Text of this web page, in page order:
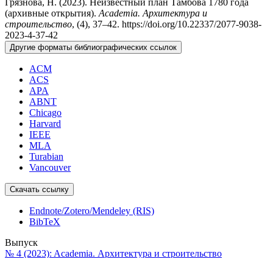
Грязнова, Н. (2023). Неизвестный план Тамбова 1780 года
(архивные открытия). Academia. Архитектура и
строительство, (4), 37–42. https://doi.org/10.22337/2077-9038-
2023-4-37-42
Другие форматы библиографических ссылок
ACM
ACS
APA
ABNT
Chicago
Harvard
IEEE
MLA
Turabian
Vancouver
Скачать ссылку
Endnote/Zotero/Mendeley (RIS)
BibTeX
Выпуск
№ 4 (2023): Academia. Архитектура и строительство